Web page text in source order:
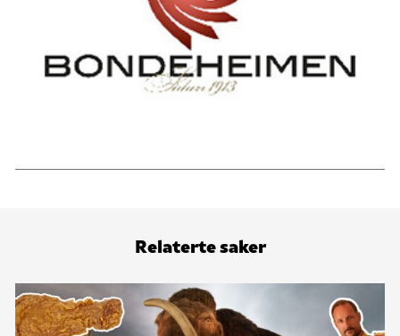
Relaterte saker